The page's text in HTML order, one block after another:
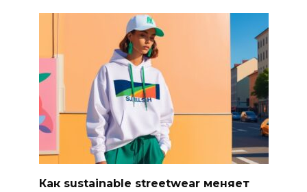
Как sustainable streetwear меняет